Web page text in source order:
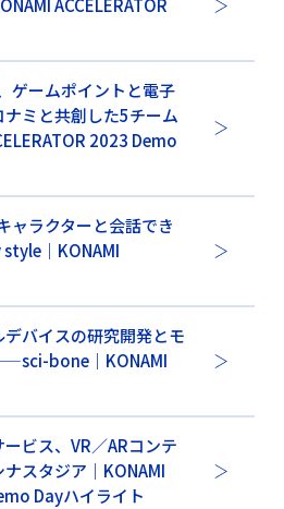
ACCELERATOR
ゲームポイントと電子
ミと共創した5チーム
2023 Demo
ャラクターと会話でき
｜KONAMI
バイスの研究開発とモ
bone｜KONAMI
ビス、VR／ARコンテ
スタジア｜KONAMI
Dayハイライト